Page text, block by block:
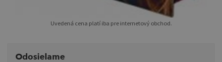
Uvedená cena platí iba pre internetový obchod.
Odosielame